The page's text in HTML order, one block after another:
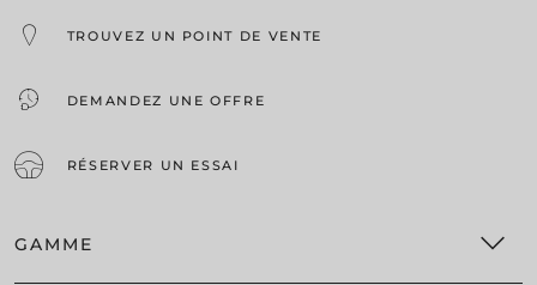
TROUVEZ UN POINT DE VENTE
DEMANDEZ UNE OFFRE
RÉSERVER UN ESSAI
GAMME